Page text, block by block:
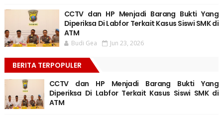
CCTV dan HP Menjadi Barang Bukti Yang
Diperiksa Di Labfor Terkait Kasus Siswi SMK di
ATM
Budi Gea Jun 23, 2026
BERITA TERPOPULER
CCTV dan HP Menjadi Barang Bukti Yang
Diperiksa Di Labfor Terkait Kasus Siswi SMK di
ATM